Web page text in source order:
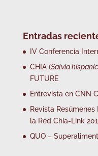
Entradas
IV Conferencia
CHIA (Salvia
FUTURE
Entrevista en CNN
Revista
la Red Chia-Link
QUO –